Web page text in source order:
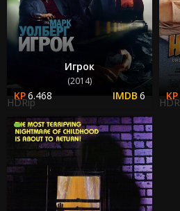
Игрок
(2014)
6.468 6
HDRip